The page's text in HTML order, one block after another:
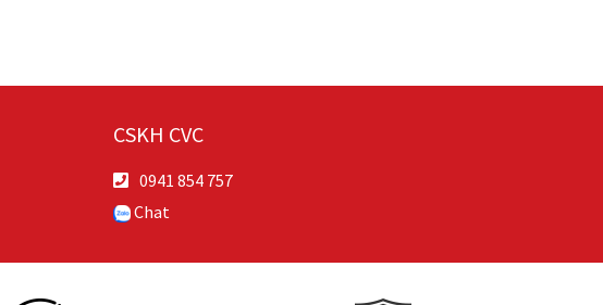
CSKH CVC
0941 854 757
Chat